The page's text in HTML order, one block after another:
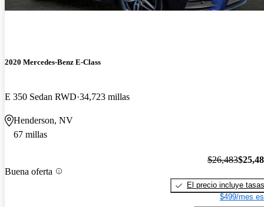
2020 Mercedes-Benz E-Class
E 350 Sedan RWD 34,723 millas
Henderson, NV
67 millas
Buena oferta
$26,483
El precio incluye tasas
$499/mes